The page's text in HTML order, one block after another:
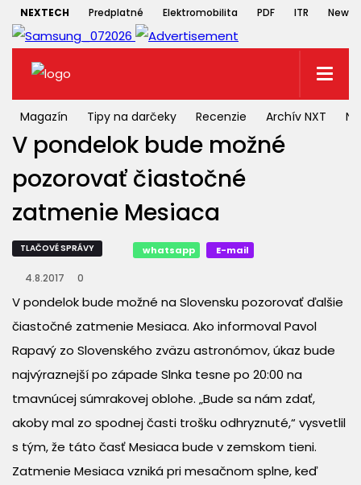
NEXTECH Predplatné Elektromobilita PDF ITR
Magazín Tipy na darčeky Recenzie Archív NXT
V pondelok bude možné
pozorovať čiastočné
zatmenie Mesiaca
TLAČOVÉ SPRÁVY whatsapp E-mail
4.8.2017 0
V pondelok bude možné na Slovensku pozorovať ďalšie
čiastočné zatmenie Mesiaca. Ako informoval Pavol
Rapavý zo Slovenského zväzu astronómov, úkaz bude
najvýraznejší po západe Slnka tesne po 20:00 na
tmavnúcej súmrakovej oblohe. „Bude sa nám zdať,
akoby mal zo spodnej časti trošku odhryznuté,“ vysvetlil
s tým, že táto časť Mesiaca bude v zemskom tieni.
Zatmenie Mesiaca vzniká pri mesačnom splne, keď